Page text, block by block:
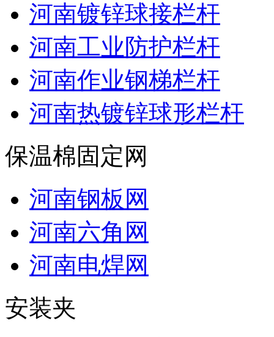
河南镀锌球接栏杆
河南工业防护栏杆
河南作业钢梯栏杆
河南热镀锌球形栏杆
保温棉固定网
河南钢板网
河南六角网
河南电焊网
安装夹